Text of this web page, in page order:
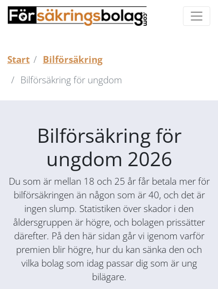
Start
Bilförsäkring
Bilförsäkring för ungdom
Bilförsäkring för
ungdom 2026
Du som är mellan 18 och 25 år får betala mer för
bilförsäkringen än någon som är 40, och det är
ingen slump. Statistiken över skador i den
åldersgruppen är högre, och bolagen prissätter
därefter. På den här sidan går vi igenom varför
premien blir högre, hur du kan sänka den och
vilka bolag som idag passar dig som är ung
bilägare.